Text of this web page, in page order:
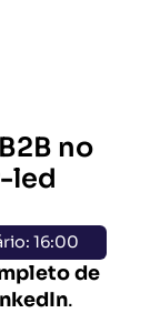
no
led
16:00
de
.